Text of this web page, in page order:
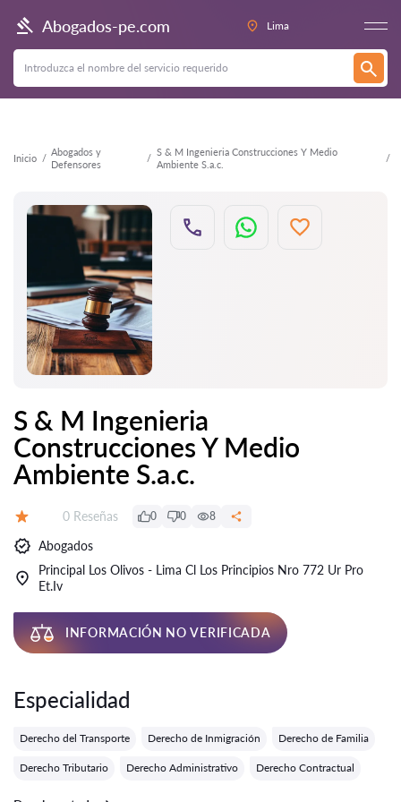
Abogados-pe.com Lima
Inicio
Abogados y
Defensores
S & M Ingenieria Construcciones Y Medio
Ambiente S.a.c.
Atrás
S & M Ingenieria
Construcciones Y Medio
Ambiente S.a.c.
Número de reseñas:
0 Reseñas 0 0 8
Abogados
Principal Los Olivos - Lima Cl Los Principios Nro 772 Ur Pro
Et.Iv
INFORMACIÓN NO VERIFICADA
Especialidad
Derecho del Transporte Derecho de Inmigración Derecho de Familia
Derecho Tributario Derecho Administrativo Derecho Contractual